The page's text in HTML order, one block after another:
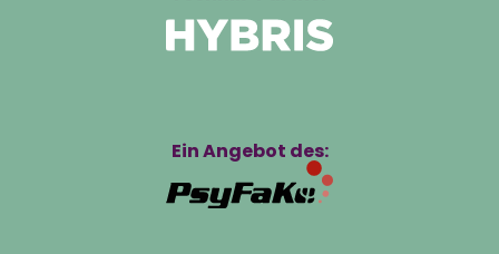
Ein Angebot des: